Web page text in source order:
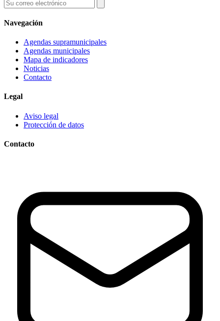
Navegación
Agendas supramunicipales
Agendas municipales
Mapa de indicadores
Noticias
Contacto
Legal
Aviso legal
Protección de datos
Contacto